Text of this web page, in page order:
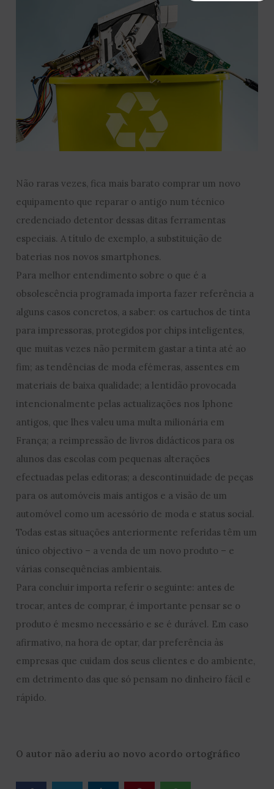
Não raras vezes, fica mais barato comprar um novo
equipamento que reparar o antigo num técnico
credenciado detentor dessas ditas ferramentas
especiais. A título de exemplo, a substituição de
baterias nos novos smartphones.
Para melhor entendimento sobre o que é a
obsolescência programada importa fazer referência a
alguns casos concretos, a saber: os cartuchos de tinta
para impressoras, protegidos por chips inteligentes,
que muitas vezes não permitem gastar a tinta até ao
fim; as tendências de moda efémeras, assentes em
materiais de baixa qualidade; a lentidão provocada
intencionalmente pelas actualizações nos Iphone
antigos, que lhes valeu uma multa milionária em
França; a reimpressão de livros didácticos para os
alunos das escolas com pequenas alterações
efectuadas pelas editoras; a descontinuidade de peças
para os automóveis mais antigos e a visão de um
automóvel como um acessório de moda e status social.
Todas estas situações anteriormente referidas têm um
único objectivo – a venda de um novo produto – e
várias consequências ambientais.
Para concluir importa referir o seguinte: antes de
trocar, antes de comprar, é importante pensar se o
produto é mesmo necessário e se é durável. Em caso
afirmativo, na hora de optar, dar preferência às
empresas que cuidam dos seus clientes e do ambiente,
em detrimento das que só pensam no dinheiro fácil e
rápido.
O autor não aderiu ao novo acordo ortográfico